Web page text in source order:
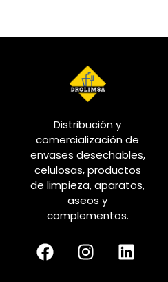
Distribución y
comercialización de
envases desechables,
celulosas, productos
de limpieza, aparatos,
aseos y
complementos.